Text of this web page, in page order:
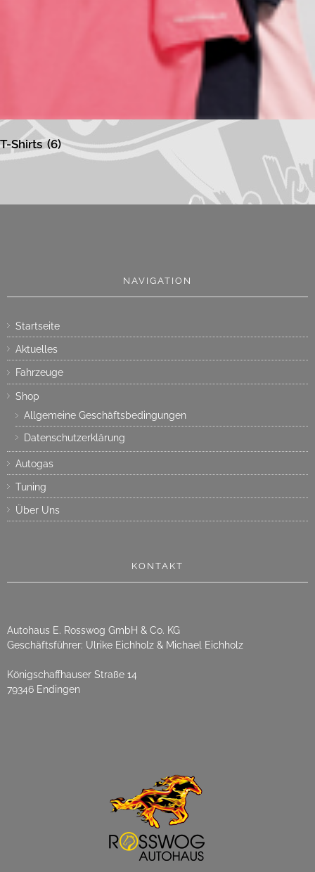
T-Shirts(6)
NAVIGATION
Startseite
Aktuelles
Fahrzeuge
Shop
Allgemeine Geschäftsbedingungen
Datenschutzerklärung
Autogas
Tuning
Über Uns
KONTAKT
Autohaus E. Rosswog GmbH & Co. KG
Geschäftsführer: Ulrike Eichholz & Michael Eichholz
Königschaffhauser Straße 14
79346 Endingen